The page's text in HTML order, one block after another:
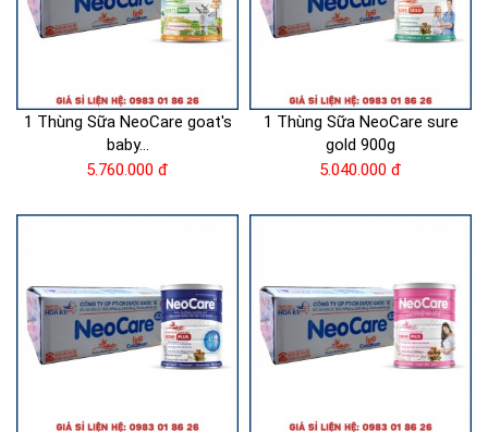
1 Thùng Sữa NeoCare goat's
baby...
5.760.000 đ
1 Thùng Sữa NeoCare sure
gold 900g
5.040.000 đ